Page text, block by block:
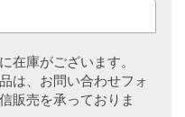
在庫がございます。
は、お問い合わせフォ
販売を承っておりま